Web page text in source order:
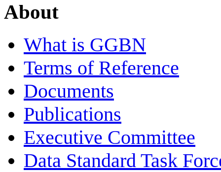
About
What is GGBN
Terms of Reference
Documents
Publications
Executive Committee
Data Standard Task